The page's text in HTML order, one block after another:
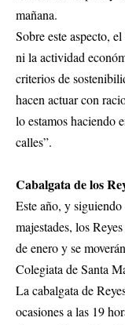
mañana.
Sobre este aspecto,
ni la actividad
criterios de
hacen actuar con
lo estamos haciendo
calles”.
Cabalgata de los
Este año, y
majestades, los
de enero y se
Colegiata de Santa
La cabalgata de
ocasiones a las 19